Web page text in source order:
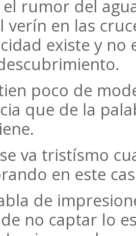
rumor del
verín en las
existe y no
poco de
que de la
va tristísmo
en este
de
no captar lo